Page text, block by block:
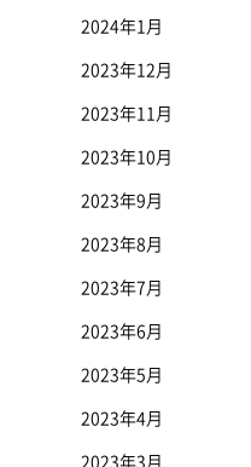
2024年1月
2023年12月
2023年11月
2023年10月
2023年9月
2023年8月
2023年7月
2023年6月
2023年5月
2023年4月
2023年3月